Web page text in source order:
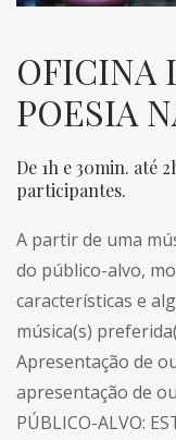
OFICINA
POESIA
De 1h e 30min. até
participantes.
A partir de uma
do público-alvo,
características e
música(s)
Apresentação de
apresentação de
PÚBLICO-ALVO: